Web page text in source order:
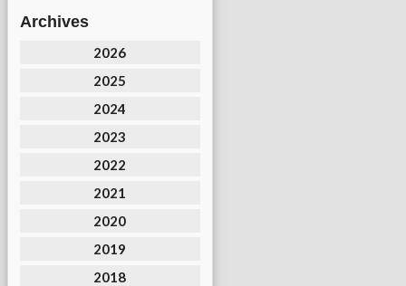
Archives
2026
2025
2024
2023
2022
2021
2020
2019
2018